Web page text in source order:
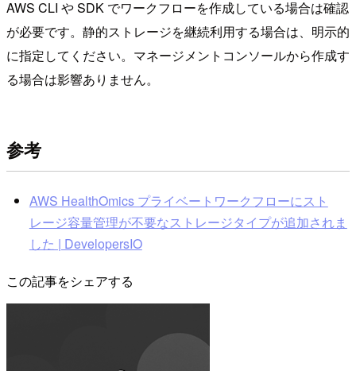
AWS CLI や SDK でワークフローを作成している場合は確認
が必要です。静的ストレージを継続利用する場合は、明示的
に指定してください。マネージメントコンソールから作成す
る場合は影響ありません。
参考
AWS HealthOmics プライベートワークフローにスト
レージ容量管理が不要なストレージタイプが追加されま
した | DevelopersIO
この記事をシェアする